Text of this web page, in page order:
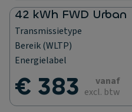
42 kWh FWD Urban
Transmissietype
Bereik (WLTP)
Energielabel
€ 383
vanaf
excl. btw